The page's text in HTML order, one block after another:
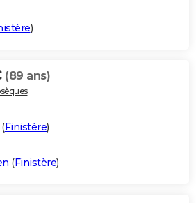
)
(89 ans)
(Finistère)
(Finistère)